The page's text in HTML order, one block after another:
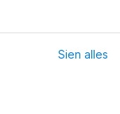
Sien alles